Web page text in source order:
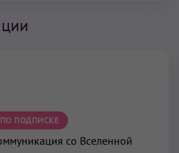
ПО ПОДПИСКЕ
cо Вселенной